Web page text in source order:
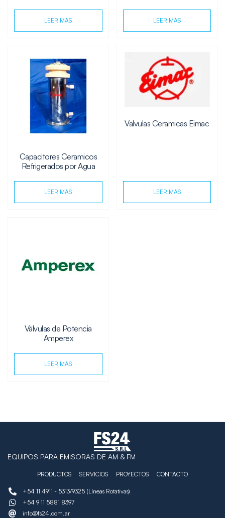
LEER MÁS LEER MÁS
Capacitores Ceramicos
Refrigerados por Agua
LEER MÁS
Valvulas Ceramicas Eimac
LEER MÁS
Válvulas de Potencia
Amperex
LEER MÁS
EQUIPOS PARA EMISORAS DE AM & FM
PRODUCTOS SERVICIOS PROYECTOS CONTACTO
+54 11 4911 - 5313/9325 (Líneas Rotativas)
+54 9 11 5881 8397
info@fs24.com.ar